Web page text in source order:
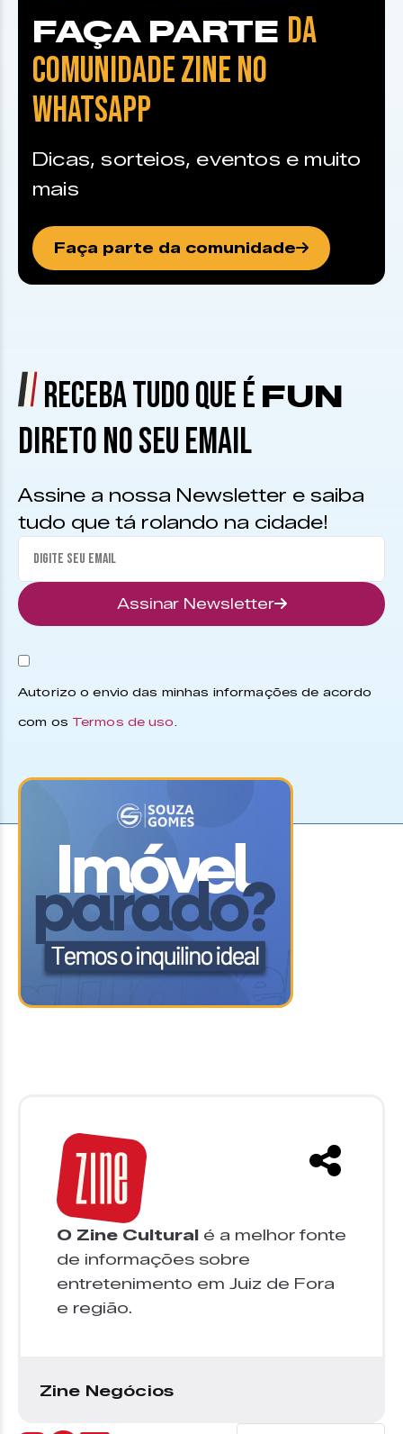
FAÇA PARTE DA
COMUNIDADE ZINE NO
WHATSAPP
Dicas, sorteios, eventos e muito
mais
Faça parte da comunidade
RECEBA TUDO QUE É FUN
DIRETO NO SEU EMAIL
Assine a nossa Newsletter e saiba
tudo que tá rolando na cidade!
Assinar Newsletter
Autorizo o envio das minhas informações de acordo
com os Termos de uso
O Zine Cultural é a melhor fonte
de informações sobre
entretenimento em Juiz de Fora
e região.
Zine Negócios